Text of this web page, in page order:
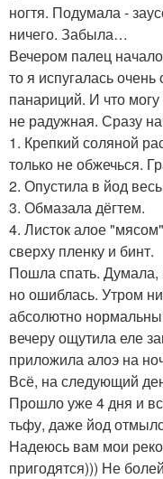
ногтя. Подумала -
ничего. Забыла…
Вечером палец начало
то я испугалась
панариций. И что могу
не радужная. Сразу
1. Крепкий соляной
только не обжечься.
2. Опустила в йод
3. Обмазала дёгтем.
4. Листок алое
сверху пленку и бинт.
Пошла спать. Думала,
но ошиблась. Утром
абсолютно
вечеру ощутила еле
приложила алоэ на
Всё, на следующий
Прошло уже 4 дня и
тьфу, даже йод
Надеюсь вам мои
пригодятся))) Не